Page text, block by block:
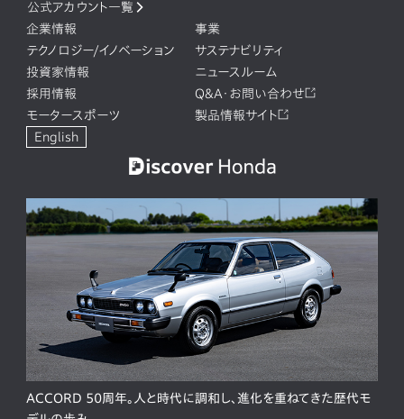
公式アカウント一覧
企業情報
事業
テクノロジー/イノベーション
サステナビリティ
投資家情報
ニュースルーム
採用情報
Q&A・お問い合わせ
モータースポーツ
製品情報サイト
English
ACCORD 50周年。人と時代に調和し、進化を重ねてきた歴代モ